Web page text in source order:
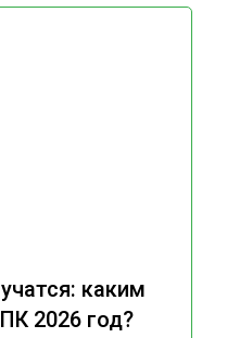
каким
2026 год?